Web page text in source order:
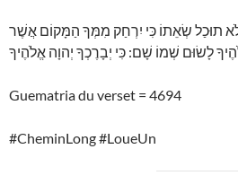
תוּכַל שְׂאֵתוֹ כִּי יִרְחַק מִמְּךָ הַמָּקוֹם אֲשֶׁר
לָשׂוּם שְׁמוֹ שָׁם: כִּי יְבָרֶכְךָ יְהוָה אֱלֹהֶיךָ
Guematria du verset = 4694
#CheminLong #LoueUn